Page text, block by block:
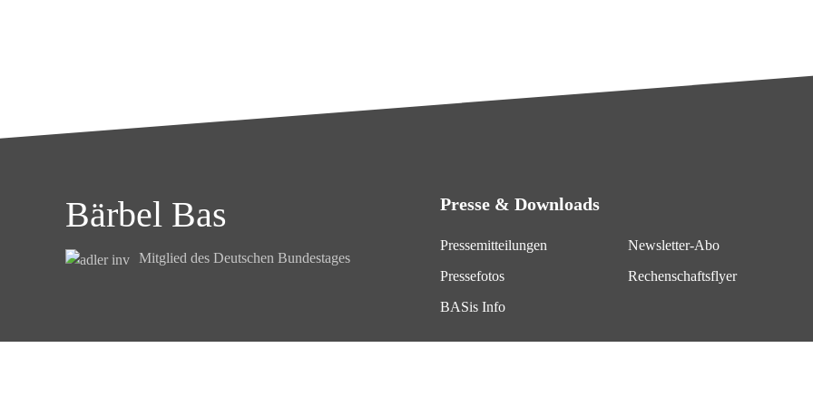
Bärbel Bas
Mitglied des Deutschen Bundestages
Presse & Downloads
Pressemitteilungen
Pressefotos
BASis Info
Newsletter-Abo
Rechenschaftsflyer